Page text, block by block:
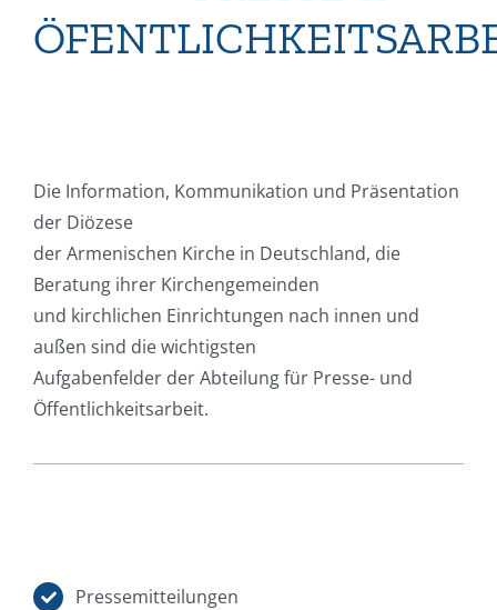
Die Information, Kommunikation und Präsentation
der Diözese
der Armenischen Kirche in Deutschland, die
Beratung ihrer Kirchengemeinden
und kirchlichen Einrichtungen nach innen und
außen sind die wichtigsten
Aufgabenfelder der Abteilung für Presse- und
Öffentlichkeitsarbeit.
Pressemitteilungen